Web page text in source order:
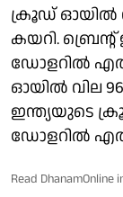
ക്രൂഡ് ഓയിൽ
കയറി.
ഡോളറിൽ
ഓയിൽ വില
ഇന്ത്യയുടെ
ഡോളറിൽ
Read DhanamOnline